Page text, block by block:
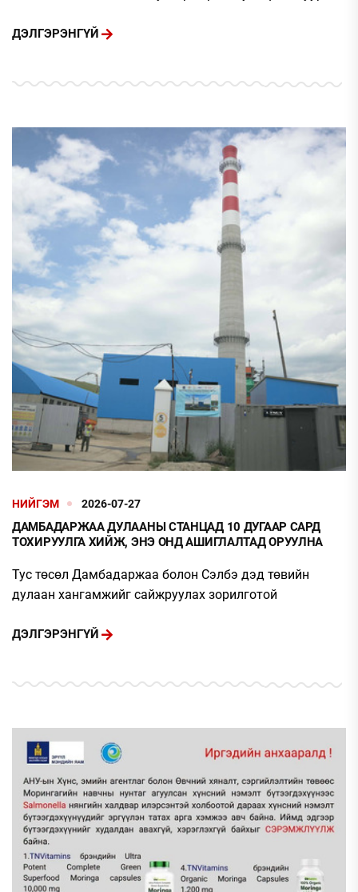
ДЭЛГЭРЭНГҮЙ
НИЙГЭМ 2026-07-27
ДАМБАДАРЖАА ДУЛААНЫ СТАНЦАД 10 ДУГААР САРД
ТОХИРУУЛГА ХИЙЖ, ЭНЭ ОНД АШИГЛАЛТАД ОРУУЛНА
Тус төсөл Дамбадаржаа болон Сэлбэ дэд төвийн
дулаан хангамжийг сайжруулах зорилготой
ДЭЛГЭРЭНГҮЙ